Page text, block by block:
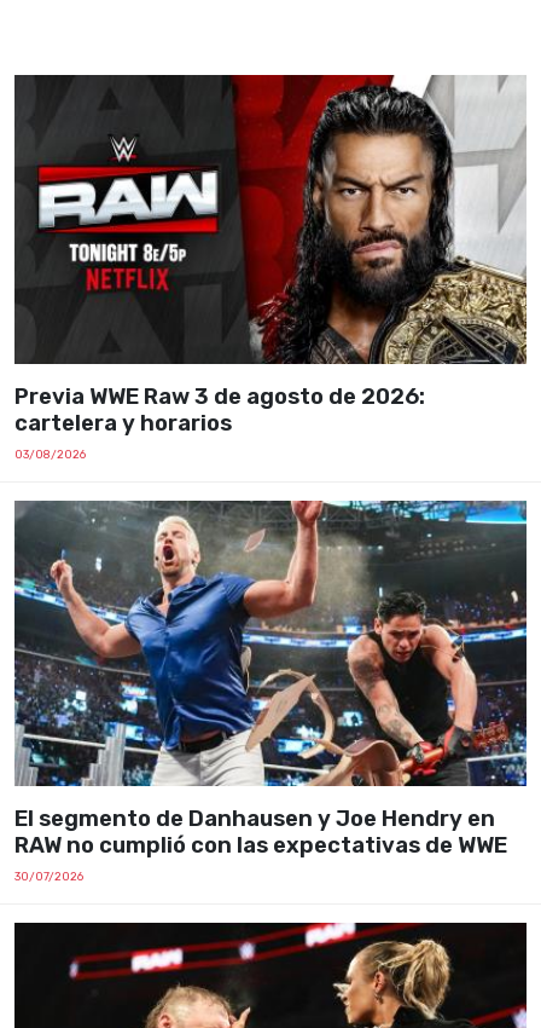
Previa WWE Raw 3 de agosto de 2026:
cartelera y horarios
03/08/2026
El segmento de Danhausen y Joe Hendry en
RAW no cumplió con las expectativas de WWE
30/07/2026